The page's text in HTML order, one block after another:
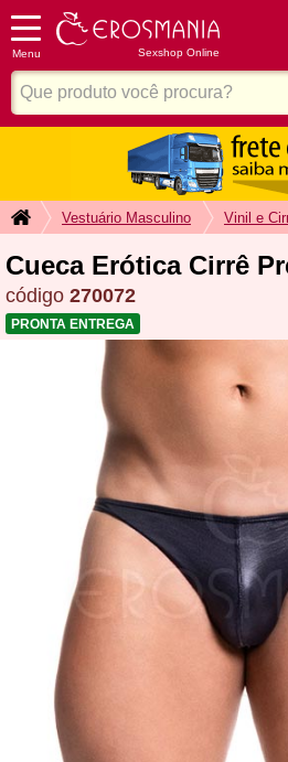
Menu Sexshop Online
Vestuário Masculino Vinil e
Cueca Erótica Cirrê
código 270072
PRONTA ENTREGA